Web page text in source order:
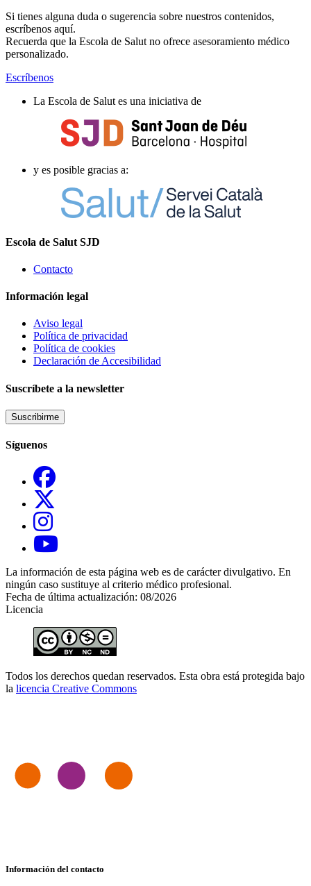
Si tienes alguna duda o sugerencia sobre nuestros contenidos,
escríbenos aquí.
Recuerda que la Escola de Salut no ofrece asesoramiento médico
personalizado.
Escríbenos
La Escola de Salut es una iniciativa de
y es posible gracias a:
Escola de Salut SJD
Contacto
Información legal
Aviso legal
Política de privacidad
Política de cookies
Declaración de Accesibilidad
Suscríbete a la newsletter
Suscribirme
Síguenos
La información de esta página web es de carácter divulgativo. En
ningún caso sustituye al criterio médico profesional.
Fecha de última actualización: 08/2026
Licencia
Todos los derechos quedan reservados. Esta obra está protegida bajo
la licencia Creative Commons
Información del contacto